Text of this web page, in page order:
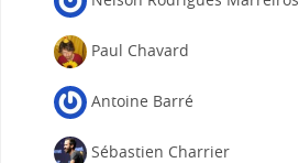
Paul Chavard
Antoine Barré
Sébastien Charrier